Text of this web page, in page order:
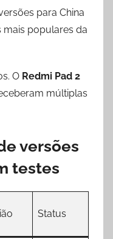
para China
mais populares da
O Redmi Pad 2
múltiplas
versões
testes
Status